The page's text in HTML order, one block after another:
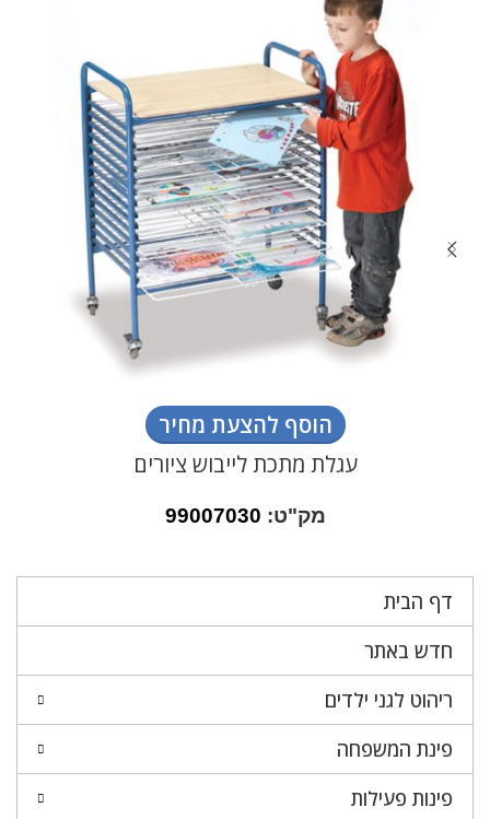
דף הבית
חדש באתר
ריהוט לגני ילדים
פינת המשפחה
פינות פעילות
הוסף להצעת מחיר
עגלת מתכת לייבוש ציורים
מק"ט: 99007030